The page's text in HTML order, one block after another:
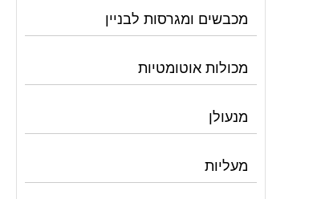
מכבשים ומגרסות לבניין
מכולות אוטומטיות
מנעולן
מעליות